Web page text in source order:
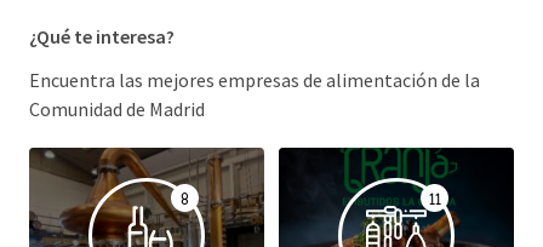
¿Qué te interesa?
Encuentra las mejores empresas de alimentación de la
Comunidad de Madrid
8 11